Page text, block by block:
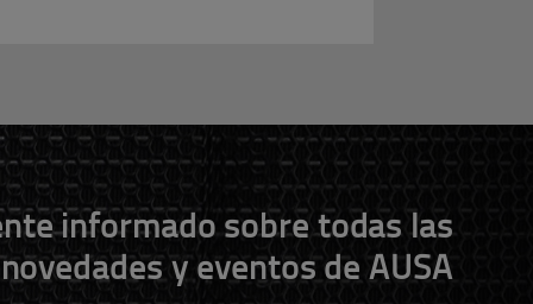
informado sobre todas las
novedades y eventos de AUSA